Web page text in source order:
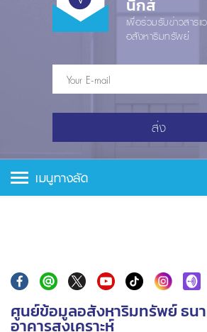
นิกส์
เพื่อร่วมรับข่าวสารแ
อสังหาริมทรัพย์
ส่ง
เมนูทางลัด
ศูนย์ข้อมูลอสังหาริมทรัพย์ ธน
อาคารสงเคราะห์